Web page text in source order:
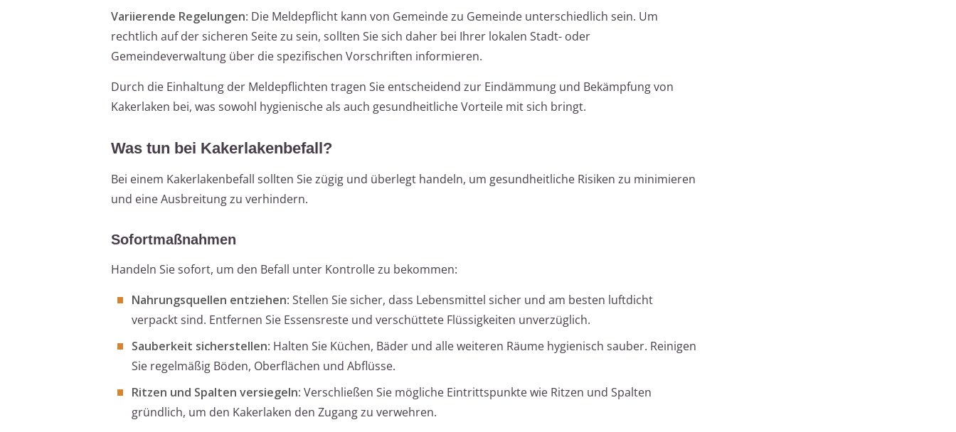
Variierende Regelungen: Die Meldepflicht kann von Gemeinde zu Gemeinde unterschiedlich sein. Um
rechtlich auf der sicheren Seite zu sein, sollten Sie sich daher bei Ihrer lokalen Stadt- oder
Gemeindeverwaltung über die spezifischen Vorschriften informieren.
Durch die Einhaltung der Meldepflichten tragen Sie entscheidend zur Eindämmung und Bekämpfung von
Kakerlaken bei, was sowohl hygienische als auch gesundheitliche Vorteile mit sich bringt.
Was tun bei Kakerlakenbefall?
Bei einem Kakerlakenbefall sollten Sie zügig und überlegt handeln, um gesundheitliche Risiken zu minimieren
und eine Ausbreitung zu verhindern.
Sofortmaßnahmen
Handeln Sie sofort, um den Befall unter Kontrolle zu bekommen:
Nahrungsquellen entziehen: Stellen Sie sicher, dass Lebensmittel sicher und am besten luftdicht
verpackt sind. Entfernen Sie Essensreste und verschüttete Flüssigkeiten unverzüglich.
Sauberkeit sicherstellen: Halten Sie Küchen, Bäder und alle weiteren Räume hygienisch sauber. Reinigen
Sie regelmäßig Böden, Oberflächen und Abflüsse.
Ritzen und Spalten versiegeln: Verschließen Sie mögliche Eintrittspunkte wie Ritzen und Spalten
gründlich, um den Kakerlaken den Zugang zu verwehren.